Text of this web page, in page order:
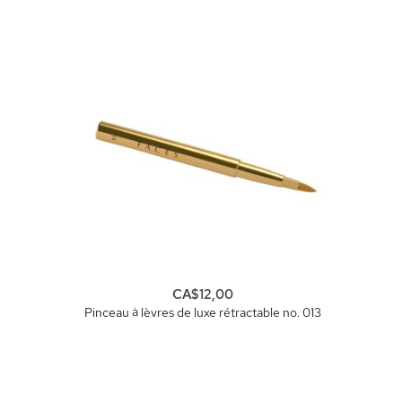
Pinceau à lèvres de luxe rétractable no. 013
CA$12,00